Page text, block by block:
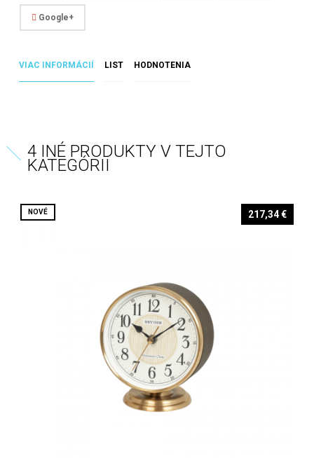
Google+
VIAC INFORMÁCIÍ LIST HODNOTENIA
4 INÉ PRODUKTY V TEJTO
KATEGÓRII
NOVÉ 217,34 €